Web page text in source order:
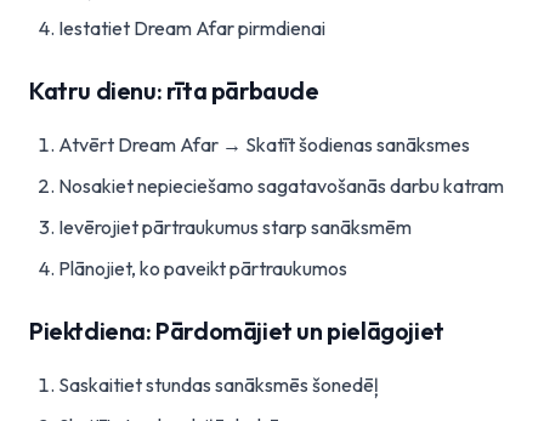
Iestatiet Dream Afar pirmdienai
Katru dienu: rīta pārbaude
Atvērt Dream Afar → Skatīt šodienas sanāksmes
Nosakiet nepieciešamo sagatavošanās darbu katram
Ievērojiet pārtraukumus starp sanāksmēm
Plānojiet, ko paveikt pārtraukumos
Piektdiena: Pārdomājiet un pielāgojiet
Saskaitiet stundas sanāksmēs šonedēļ